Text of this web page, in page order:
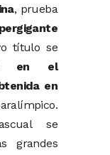
, prueba
títulose
en el
en
se
grandes